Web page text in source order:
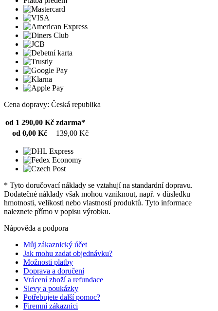
Cena dopravy: Česká republika
od 1 290,00 Kč zdarma*
od 0,00 Kč
139,00 Kč
* Tyto doručovací náklady se vztahují na standardní dopravu.
Dodatečné náklady však mohou vzniknout, např. v důsledku
hmotnosti, velikosti nebo vlastností produktů. Tyto informace
naleznete přímo v popisu výrobku.
Nápověda a podpora
Můj zákaznický účet
Jak mohu zadat objednávku?
Možnosti platby
Doprava a doručení
Vrácení zboží a refundace
Slevy a poukázky
Potřebujete další pomoc?
Firemní zákazníci